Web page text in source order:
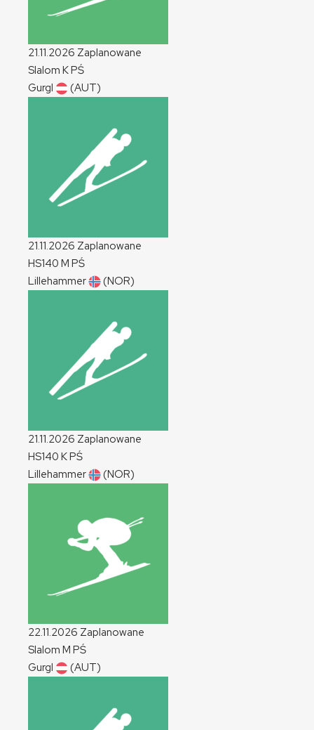
21.11.2026 Zaplanowane
Slalom KPŚ
Gurgl
(AUT)
21.11.2026 Zaplanowane
HS140 M PŚ
Lillehammer
(NOR)
21.11.2026 Zaplanowane
HS140 KPŚ
Lillehammer
(NOR)
22.11.2026 Zaplanowane
Slalom M PŚ
Gurgl
(AUT)